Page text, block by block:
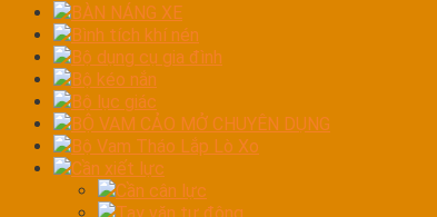
BÀN NÁNG XE
Bình tích khí nén
Bộ dụng cụ gia đình
Bộ kéo nắn
Bộ lục giác
BỘ VAM CẢO MỞ CHUYÊN DỤNG
Bộ Vam Tháo Lắp Lò Xo
Cần xiết lực
Cần cân lực